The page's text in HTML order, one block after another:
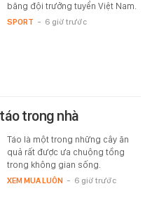
băng đội trưởng tuyển Việt Nam.
SPORT - 6 giờ trước
trong nhà
Táo là một trong những cây ăn
quả rất được ưa chuộng tồng
trong không gian sống.
XEM MUA LUÔN - 6 giờ trước